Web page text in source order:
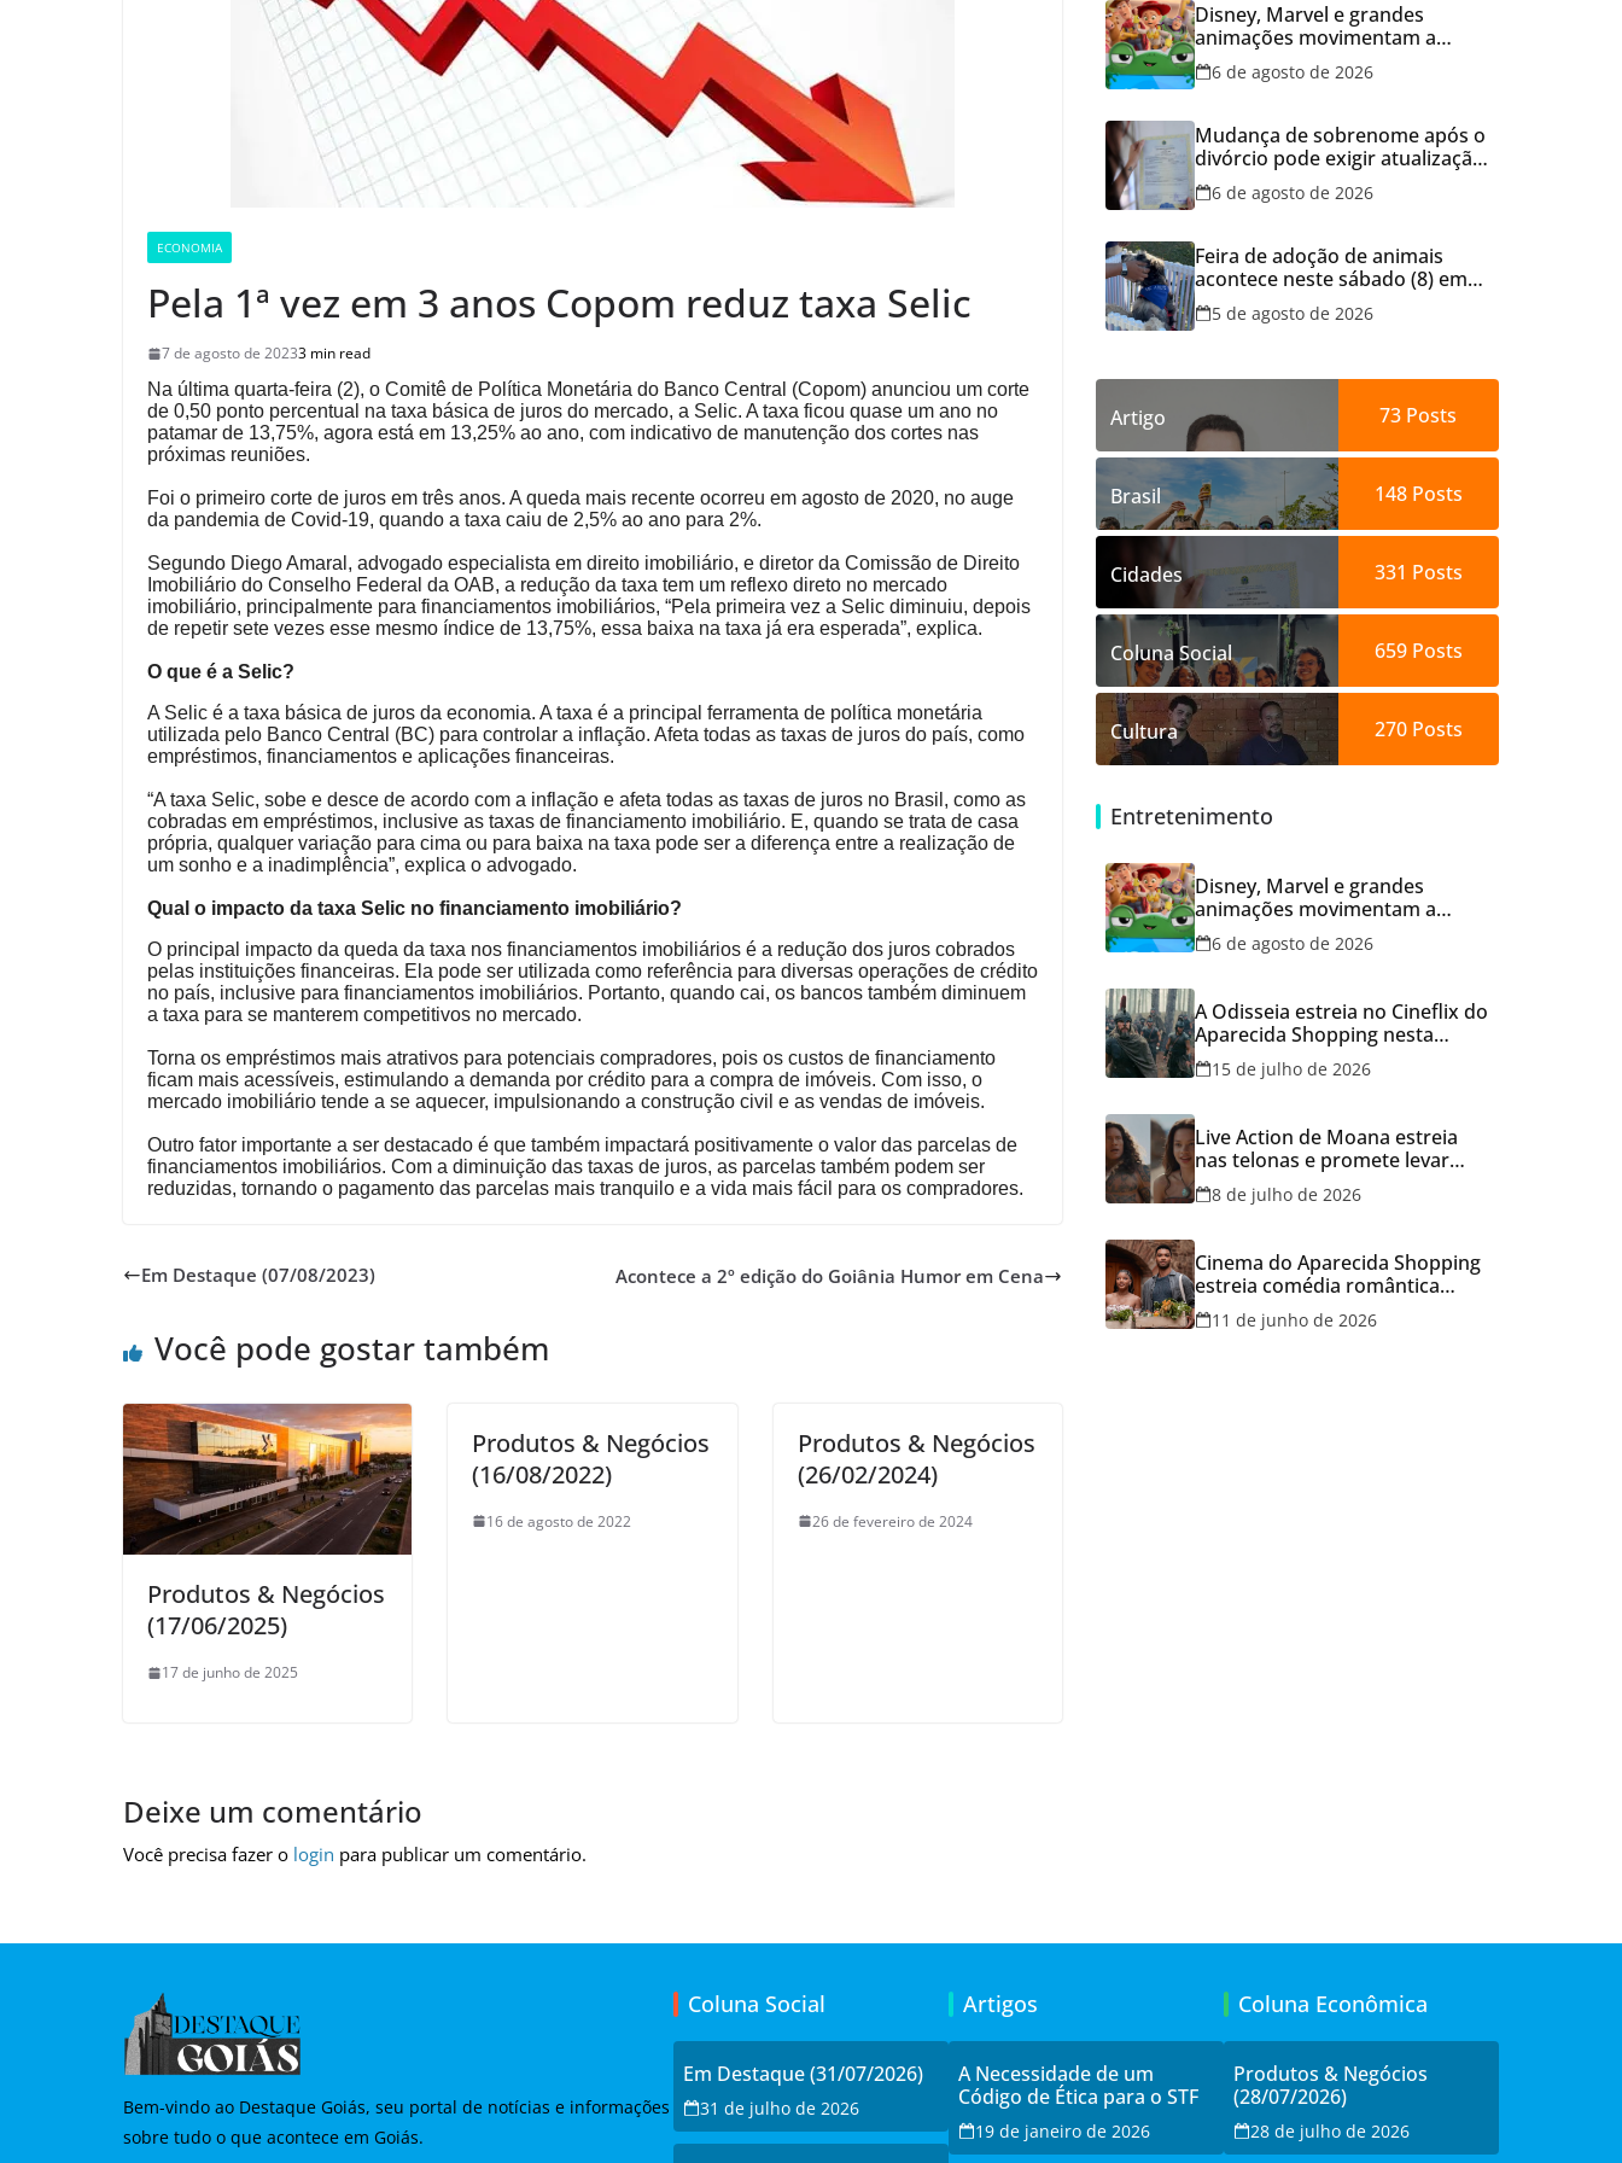
ECONOMIA
Pela 1ª vez em 3 anos Copom reduz taxa Selic
7 de agosto de 20233 min read
Na última quarta-feira (2), o Comitê de Política Monetária do Banco Central (Copom) anunciou um corte
de 0,50 ponto percentual na taxa básica de juros do mercado, a Selic. A taxa ficou quase um ano no
patamar de 13,75%, agora está em 13,25% ao ano, com indicativo de manutenção dos cortes nas
próximas reuniões.
Foi o primeiro corte de juros em três anos. A queda mais recente ocorreu em agosto de 2020, no auge
da pandemia de Covid-19, quando a taxa caiu de 2,5% ao ano para 2%.
Segundo Diego Amaral, advogado especialista em direito imobiliário, e diretor da Comissão de Direito
Imobiliário do Conselho Federal da OAB, a redução da taxa tem um reflexo direto no mercado
imobiliário, principalmente para financiamentos imobiliários, “Pela primeira vez a Selic diminuiu, depois
de repetir sete vezes esse mesmo índice de 13,75%, essa baixa na taxa já era esperada”, explica.
O que é a Selic?
A Selic é a taxa básica de juros da economia. A taxa é a principal ferramenta de política monetária
utilizada pelo Banco Central (BC) para controlar a inflação. Afeta todas as taxas de juros do país, como
empréstimos, financiamentos e aplicações financeiras.
“A taxa Selic, sobe e desce de acordo com a inflação e afeta todas as taxas de juros no Brasil, como as
cobradas em empréstimos, inclusive as taxas de financiamento imobiliário. E, quando se trata de casa
própria, qualquer variação para cima ou para baixa na taxa pode ser a diferença entre a realização de
um sonho e a inadimplência”, explica o advogado.
Qual o impacto da taxa Selic no financiamento imobiliário?
O principal impacto da queda da taxa nos financiamentos imobiliários é a redução dos juros cobrados
pelas instituições financeiras. Ela pode ser utilizada como referência para diversas operações de crédito
no país, inclusive para financiamentos imobiliários. Portanto, quando cai, os bancos também diminuem
a taxa para se manterem competitivos no mercado.
Torna os empréstimos mais atrativos para potenciais compradores, pois os custos de financiamento
ficam mais acessíveis, estimulando a demanda por crédito para a compra de imóveis. Com isso, o
mercado imobiliário tende a se aquecer, impulsionando a construção civil e as vendas de imóveis.
Outro fator importante a ser destacado é que também impactará positivamente o valor das parcelas de
financiamentos imobiliários. Com a diminuição das taxas de juros, as parcelas também podem ser
reduzidas, tornando o pagamento das parcelas mais tranquilo e a vida mais fácil para os compradores.
Em Destaque (07/08/2023) Acontece a 2º edição do Goiânia Humor em Cena
Você pode gostar também
Produtos & Negócios
(17/06/2025)
17 de junho de 2025
Produtos & Negócios
(16/08/2022)
16 de agosto de 2022
Produtos & Negócios
(26/02/2024)
26 de fevereiro de 2024
Deixe um comentário
Você precisa fazer o login para publicar um comentário.
Disney, Marvel e grandes
animações movimentam a
programação do Cineflix do
Aparecida Shopping
6 de agosto de 2026
Mudança de sobrenome após o
divórcio pode exigir atualização
dos documentos dos filhos
para evitar transtornos
6 de agosto de 2026
Feira de adoção de animais
acontece neste sábado (8) em
Aparecida de Goiânia
5 de agosto de 2026
Artigo 73 Posts
Brasil 148Posts
Cidades 331 Posts
Coluna Social 659Posts
Cultura 270Posts
Entretenimento
Disney, Marvel e grandes
animações movimentam a
programação do Cineflix do
Aparecida Shopping
6 de agosto de 2026
A Odisseia estreia no Cineflix do
Aparecida Shopping nesta
quinta, 16
15 de julho de 2026
Live Action de Moana estreia
nas telonas e promete levar
aventura e emoção ao Cineflix
do Aparecida Shopping
8 de julho de 2026
Cinema do Aparecida Shopping
estreia comédia romântica
ambientada na Itália, hoje e
lança promoção para o Dia dos
11 de junho de 2026
Bem-vindo ao Destaque Goiás, seu portal de notícias e informações
sobre tudo o que acontece em Goiás.
Coluna Social
Em Destaque (31/07/2026)
31 de julho de 2026
Artigos
A Necessidade de um
Código de Ética para o STF
19 de janeiro de 2026
Coluna Econômica
Produtos & Negócios
(28/07/2026)
28 de julho de 2026